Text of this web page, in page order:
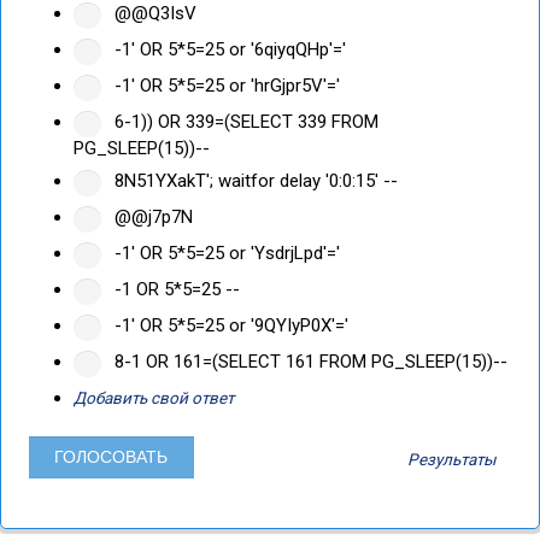
@@Q3IsV
-1' OR 5*5=25 or '6qiyqQHp'='
-1' OR 5*5=25 or 'hrGjpr5V'='
6-1)) OR 339=(SELECT 339 FROM
PG_SLEEP(15))--
8N51YXakT'; waitfor delay '0:0:15' --
@@j7p7N
-1' OR 5*5=25 or 'YsdrjLpd'='
-1 OR 5*5=25 --
-1' OR 5*5=25 or '9QYIyP0X'='
8-1 OR 161=(SELECT 161 FROM PG_SLEEP(15))--
Добавить свой ответ
Результаты